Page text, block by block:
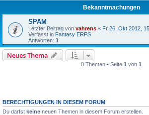
Bekanntmachungen
SPAM
Letzter Beitrag von vahrens « Fr 26. Okt 2012,
Verfasst in Fantasy ERPS
Antworten: 1
Neues Thema
0 Themen • Seite 1 von 1
BERECHTIGUNGEN IN DIESEM FORUM
Du darfst keine neuen Themen in diesem Forum erstellen.